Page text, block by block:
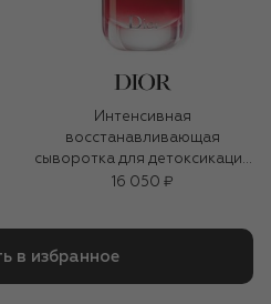
Интенсивная
восстанавливающая
сыворотка для детоксикации
кожи One Essential (50ml)
16 050 ₽
в избранное